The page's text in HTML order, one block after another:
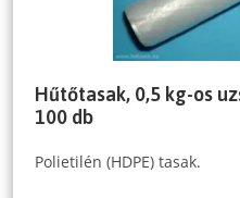
Hűtőtasak, 0,5 kg-os
100 db
Polietilén (HDPE) tasak.